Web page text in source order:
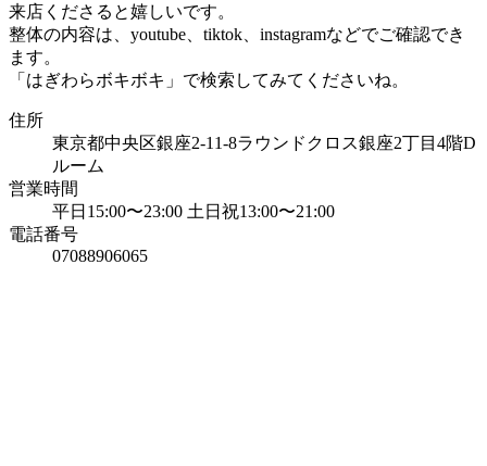
来店くださると嬉しいです。
整体の内容は、youtube、tiktok、instagramなどでご確認でき
ます。
「はぎわらボキボキ」で検索してみてくださいね。
住所
東京都中央区銀座2-11-8ラウンドクロス銀座2丁目4階D
ルーム
営業時間
平日15:00〜23:00 土日祝13:00〜21:00
電話番号
07088906065